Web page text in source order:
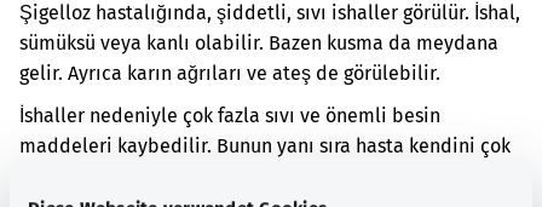
Şigelloz hastalığında, şiddetli, sıvı ishaller görülür. İshal,
sümüksü veya kanlı olabilir. Bazen kusma da meydana
gelir. Ayrıca karın ağrıları ve ateş de görülebilir.
İshaller nedeniyle çok fazla sıvı ve önemli besin
maddeleri kaybedilir. Bunun yanı sıra hasta kendini çok